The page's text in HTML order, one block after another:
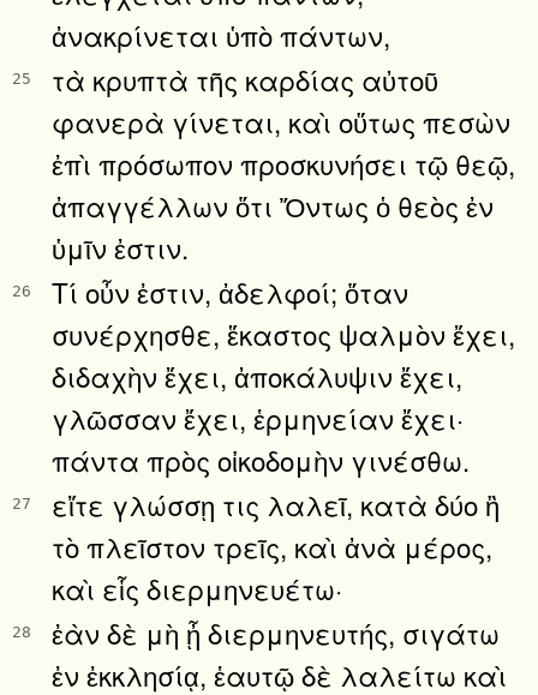
ἀνακρίνεται ὑπὸ πάντων,
25
τὰ κρυπτὰ τῆς καρδίας αὐτοῦ
φανερὰ γίνεται, καὶ οὕτως πεσὼν
ἐπὶ πρόσωπον προσκυνήσει τῷ θεῷ,
ἀπαγγέλλων ὅτι Ὄντως ὁ θεὸς ἐν
ὑμῖν ἐστιν.
26
Τί οὖν ἐστιν, ἀδελφοί; ὅταν
συνέρχησθε, ἕκαστος ψαλμὸν ἔχει,
διδαχὴν ἔχει, ἀποκάλυψιν ἔχει,
γλῶσσαν ἔχει, ἑρμηνείαν ἔχει·
πάντα πρὸς οἰκοδομὴν γινέσθω.
27
εἴτε γλώσσῃ τις λαλεῖ, κατὰ δύο ἢ
τὸ πλεῖστον τρεῖς, καὶ ἀνὰ μέρος,
καὶ εἷς διερμηνευέτω·
28
ἐὰν δὲ μὴ ᾖ διερμηνευτής, σιγάτω
ἐν ἐκκλησίᾳ, ἑαυτῷ δὲ λαλείτω καὶ